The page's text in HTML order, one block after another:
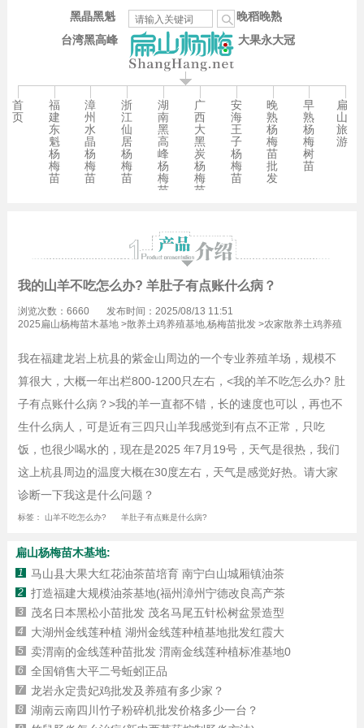
台湾黑高峰
晚稻晚熟
大果永大冠
黑晶黑魁
首
页
福
建
东
魁
杨
梅
苗
漳
州
水
晶
杨
梅
苗
浙
江
仙
居
杨
梅
苗
湖
南
黑
高
峰
杨
梅
苗
广
西
大
黑
炭
杨
梅
苗
安
海
王
子
杨
梅
苗
晚
熟
杨
梅
苗
批
发
早
熟
杨
梅
树
苗
扁
山
旅
游
我的山羊不吃怎么办? 羊肚子有点账什么病？
浏览次数：6660
发布时间：2025/08/13 11:51
2025扁山杨梅苗木基地>散养土鸡养殖基地,杨梅苗批发>农家散养土鸡养殖
我在福建龙岩上杭县的紫金山周边的一个专业养殖羊场，规模不
算很大，大概一年出栏800-1200只左右，<我的羊不吃怎么办? 肚
子有点账什么病？>我的羊一直都不错，长的速度也可以，再也不
生什么病人，可是近有三四只山羊我感觉到有点不正常，只吃
饭，也很少喝水的，现在是2025 年7月19号，天气是很热，我们
这上杭县周边的温度大概在30度左右，天气是感觉好热。请大家
诊断一下我这是什么问题？
标签： 山羊不吃怎么办? 羊肚子有点账是什么病?
扁山杨梅苗木基地:
1 马山县大果大红花油茶苗培育 南宁白山城厢镇油茶
2 打造福建大规模油茶基地(福州漳州宁德改良高产茶
3 茂名日本黑松小苗批发 茂名马尾五针松树盆景造型
4 大湖州金线莲种植 湖州金线莲种植基地批发红霞大
5 卖渭南的金线莲种苗批发 渭南金线莲种植标准基地0
6 全国销售大平二号蚯蚓正品
7 龙岩永定贵妃鸡批发及养殖有多少家？
8 湖南云南四川竹子粉碎机批发价格多少一台？